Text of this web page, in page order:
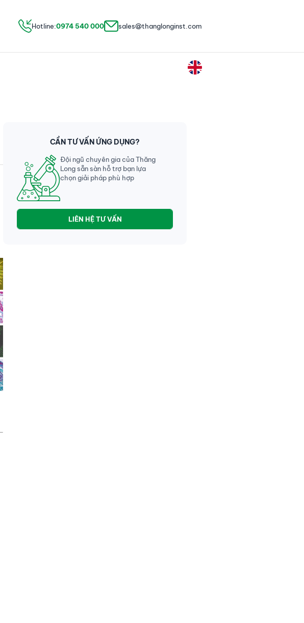
Hotline:0974 540 000 sales@thanglonginst.com
CẦN TƯ VẤN ỨNG DỤNG?
Đội ngũ chuyên gia của Thăng
Long sẵn sàn hỗ trợ bạn lựa
chọn giải pháp phù hợp
LIÊN HỆ TƯ VẤN